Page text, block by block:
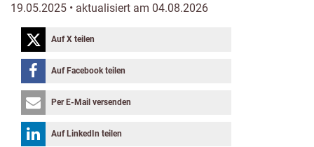
19.05.2025 • aktualisiert am 04.08.2026
Auf X teilen
Auf Facebook teilen
Per E-Mail versenden
Auf LinkedIn teilen